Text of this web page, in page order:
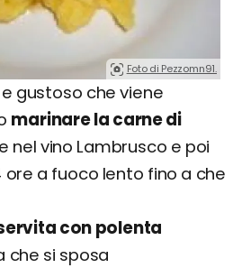
Foto di Pezzomn91.
gustoso che viene
marinare la carne di
nel vino Lambrusco e poi
ore a fuoco lento fino a che
con polenta
che si sposa